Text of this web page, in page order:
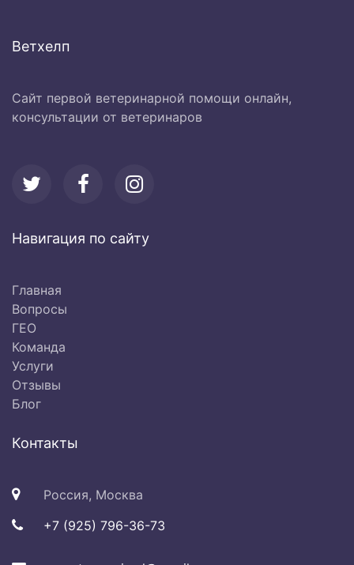
Ветхелп
Сайт первой ветеринарной помощи онлайн,
консультации от ветеринаров
Навигация по сайту
Главная
Вопросы
ГЕО
Команда
Услуги
Отзывы
Блог
Контакты
Россия, Москва
+7 (925) 796-36-73